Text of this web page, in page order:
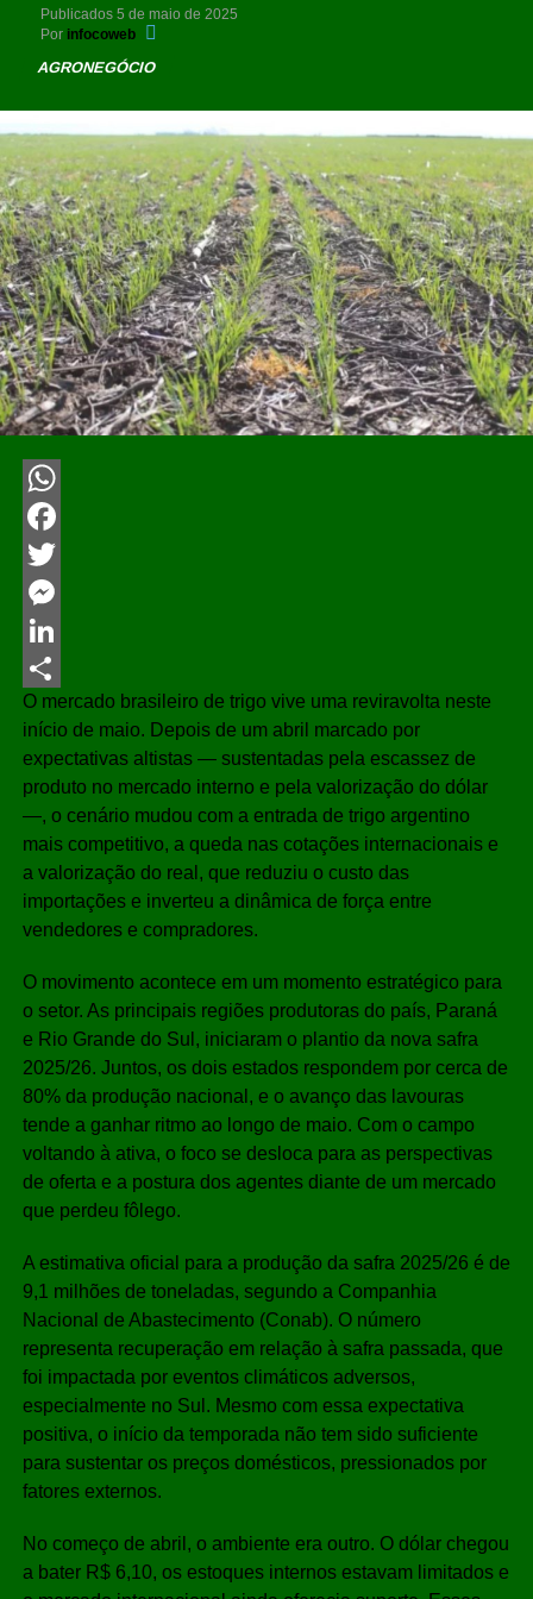
Publicados 5 de maio de 2025
Por infocoweb
AGRONEGÓCIO
WhatsApp
Facebook
Twitter
Messenger
LinkedIn
Share
O mercado brasileiro de trigo vive uma reviravolta neste
início de maio. Depois de um abril marcado por
expectativas altistas — sustentadas pela escassez de
produto no mercado interno e pela valorização do dólar
—, o cenário mudou com a entrada de trigo argentino
mais competitivo, a queda nas cotações internacionais e
a valorização do real, que reduziu o custo das
importações e inverteu a dinâmica de força entre
vendedores e compradores.
O movimento acontece em um momento estratégico para
o setor. As principais regiões produtoras do país, Paraná
e Rio Grande do Sul, iniciaram o plantio da nova safra
2025/26. Juntos, os dois estados respondem por cerca de
80% da produção nacional, e o avanço das lavouras
tende a ganhar ritmo ao longo de maio. Com o campo
voltando à ativa, o foco se desloca para as perspectivas
de oferta e a postura dos agentes diante de um mercado
que perdeu fôlego.
A estimativa oficial para a produção da safra 2025/26 é de
9,1 milhões de toneladas, segundo a Companhia
Nacional de Abastecimento (Conab). O número
representa recuperação em relação à safra passada, que
foi impactada por eventos climáticos adversos,
especialmente no Sul. Mesmo com essa expectativa
positiva, o início da temporada não tem sido suficiente
para sustentar os preços domésticos, pressionados por
fatores externos.
No começo de abril, o ambiente era outro. O dólar chegou
a bater R$ 6,10, os estoques internos estavam limitados e